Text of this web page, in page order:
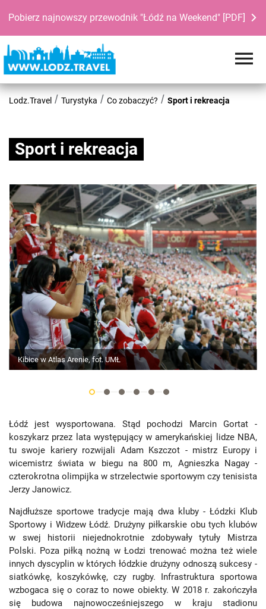
Pobierz najnowszy przewodnik "Łódź na Weekend" [PDF]
Lodz.Travel Turystyka Co zobaczyć? Sport i rekreacja
Sport i rekreacja
Kibice w Atlas Arenie, fot. UMŁ
Łódź jest wysportowana. Stąd pochodzi Marcin Gortat -
koszykarz przez lata występujący w amerykańskiej lidze NBA,
tu swoje kariery rozwijali Adam Kszczot - mistrz Europy i
wicemistrz świata w biegu na 800 m, Agnieszka Nagay -
czterokrotna olimpijka w strzelectwie sportowym czy tenisista
Jerzy Janowicz.
Najdłuższe sportowe tradycje mają dwa kluby - Łódzki Klub
Sportowy i Widzew Łódź. Drużyny piłkarskie obu tych klubów
w swej historii niejednokrotnie zdobywały tytuły Mistrza
Polski. Poza piłką nożną w Łodzi trenować można też wiele
innych dyscyplin w których łódzkie drużyny odnoszą sukcesy -
siatkówkę, koszykówkę, czy rugby. Infrastruktura sportowa
wzbogaca się o coraz to nowe obiekty. W 2018 r. zakończyła
się budowa najnowocześniejszego w kraju stadionu